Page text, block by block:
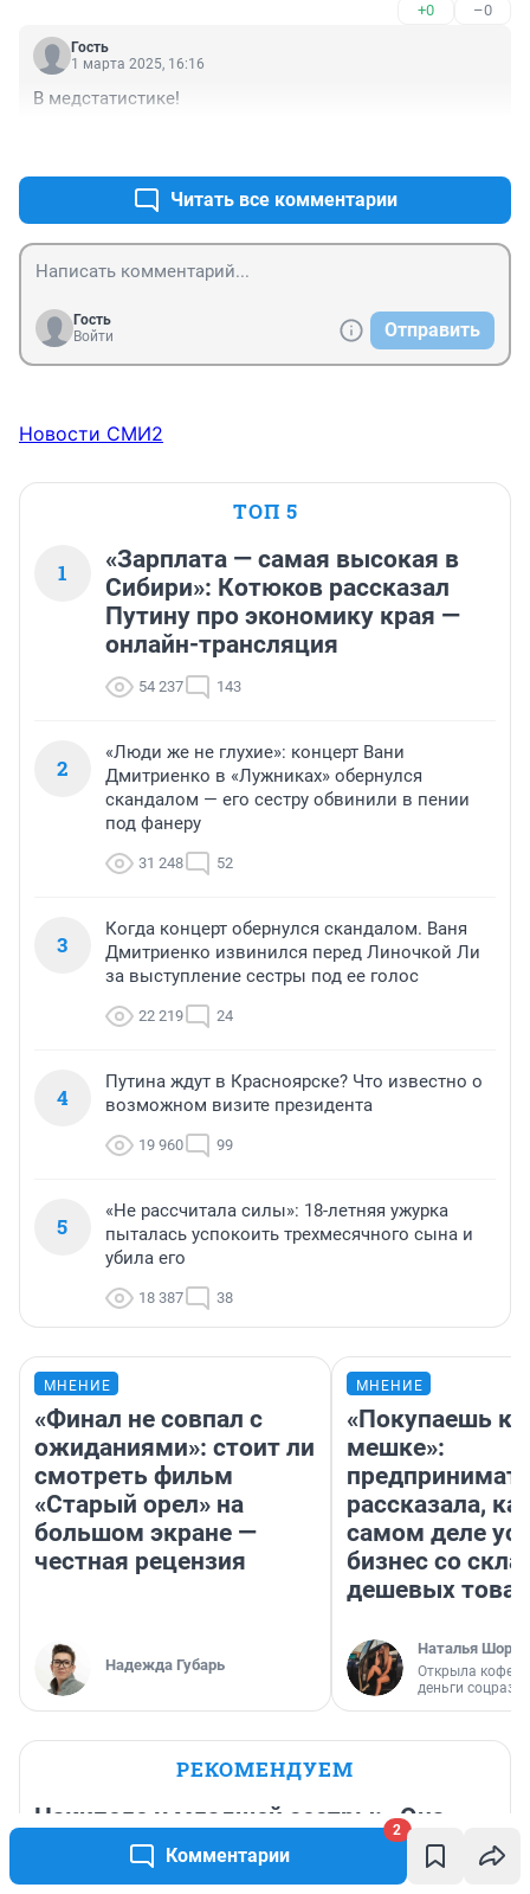
Комментарии
2
+0 –0
Гость
1 марта 2025, 16:16
В медстатистике!
Читать все комментарии
Гость
Войти
Отправить
Новости СМИ2
ТОП 5
1
«Зарплата — самая высокая в
Сибири»: Котюков рассказал
Путину про экономику края —
онлайн-трансляция
54 237 143
2
«Люди же не глухие»: концерт Вани
Дмитриенко в «Лужниках» обернулся
скандалом — его сестру обвинили в пении
под фанеру
31 248 52
3
Когда концерт обернулся скандалом. Ваня
Дмитриенко извинился перед Линочкой Ли
за выступление сестры под ее голос
22 219 24
4
Путина ждут в Красноярске? Что известно о
возможном визите президента
19 960 99
5
«Не рассчитала силы»: 18-летняя ужурка
пыталась успокоить трехмесячного сына и
убила его
18 387 38
МНЕНИЕ
«Финал не совпал с
ожиданиями»: стоит ли
смотреть фильм
«Старый орел» на
большом экране —
честная рецензия
Надежда Губарь
МНЕНИЕ
«Покупаешь
мешке»:
рассказала,
самом деле
бизнес со
дешевых
Наталья
Открыла
деньги
РЕКОМЕНДУЕМ
Накипело у младшей сестры: «Она
уехала жить, а я осталась быть
хорошей»